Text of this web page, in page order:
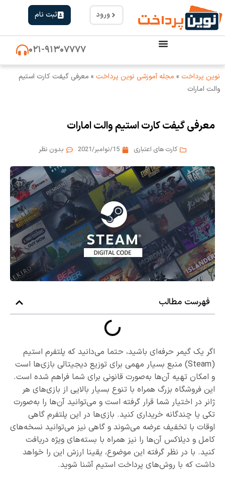
ورود ثبت نام
۰۲۱-۹۱۳۰۷۷۷۷
نوین پرداخت » مجله آموزشی نوین پرداخت » معرفی گیفت کارت استیم
والت امارات
معرفی گیفت کارت استیم والت امارات
کارت های اعتباری 15/نوامبر/2021 بدون نظر
فهرست مطالب
اگر یک گیمر حرفه‌ای باشید، حتما می‌دانید که پلتفرم استیم
(Steam) منبع بسیار مهمی برای توزیع دیجیتالی بازی‌ها است
و امکان تهیه آن‌ها به‌صورت قانونی برای شما فراهم شده است.
این فروشگاه بزرگ همراه با تنوع بسیار بالایی از بازی‌های هر
ژانر در اختیار شما قرار گرفته است و می‌توانید آن‌ها را به‌صورت
تکی یا چندگانه خریداری کنید. بازی‌ها در این پلتفرم گاهی
اوقات با تخفیف عرضه می‌شوند و گاهی نیز می‌توانید نسخه‌های
کامل و دیلاکس آن‌ها را نیز همراه با بسته‌های ویژه دریافت
کنید. با در نظر گرفته این موضوع، یقینا ارزش این را خواهد
داشت که با روش‌های پرداخت استیم آشنا شوید.